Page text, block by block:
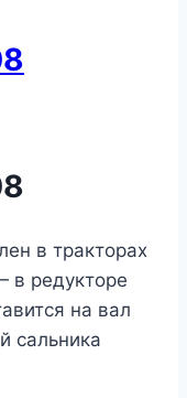
в тракторах
редукторе
на вал
сальника